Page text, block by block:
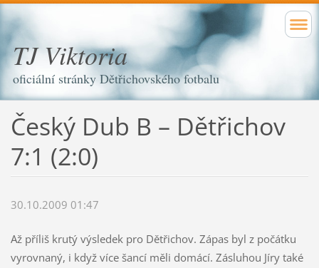
TJ Viktoria
oficiální stránky Dětřichovského fotbalu
Český Dub B – Dětřichov
7:1 (2:0)
30.10.2009 01:47
Až příliš krutý výsledek pro Dětřichov. Zápas byl z počátku
vyrovnaný, i když více šancí měli domácí. Zásluhou Jíry také